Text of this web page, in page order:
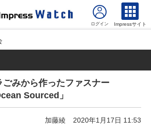
Impressサイト
みから作ったファスナー
Sourced」
加藤綾 2020年1月17日 11:53